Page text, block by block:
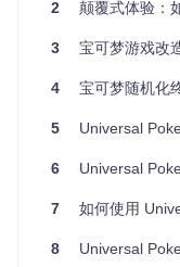
操作步骤
获取工具
：克隆
m/
启动程序：根据
bat
nd
加载ROM：在程
2 颠覆式体验：如何用
3 宝可梦游戏改造大师
4 宝可梦随机化终极指
5 Universal
6 Universal
7 如何使用 Universal
8 Universal Pokemon